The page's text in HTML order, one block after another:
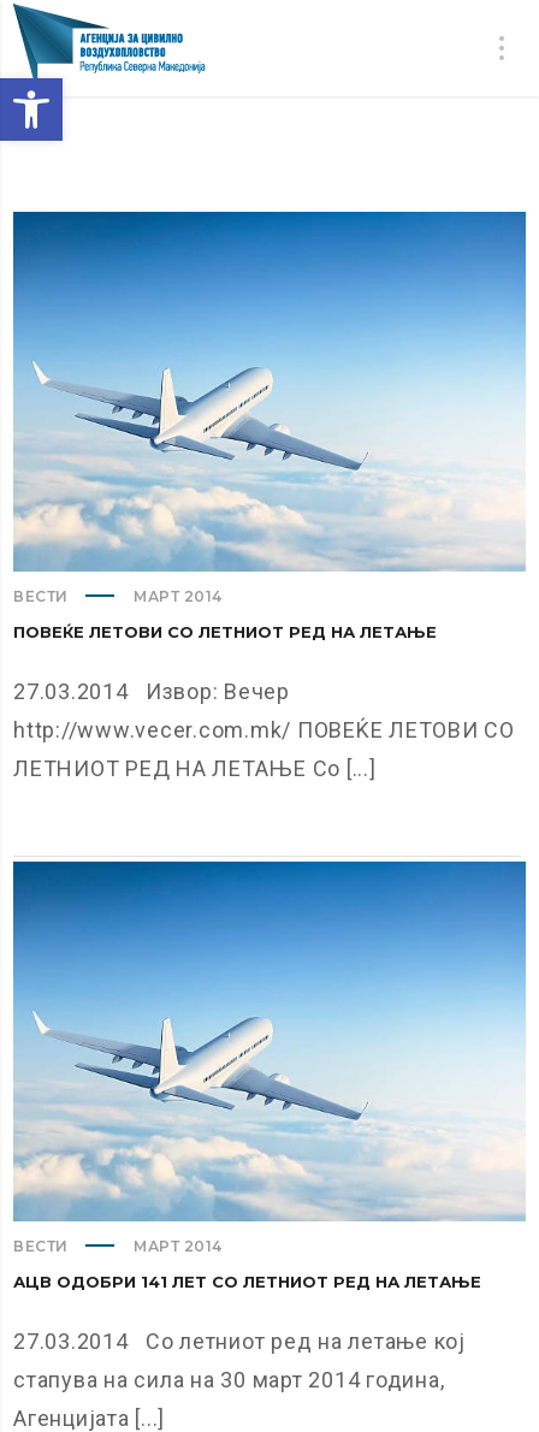
Open toolbar
ВЕСТИ МАРТ 2014
ПОВЕЌЕ ЛЕТОВИ СО ЛЕТНИОТ РЕД НА ЛЕТАЊЕ
27.03.2014 Извор: Вечер
http://www.vecer.com.mk/ ПОВЕЌЕ ЛЕТОВИ СО
ЛЕТНИОТ РЕД НА ЛЕТАЊЕ Со [...]
ВЕСТИ МАРТ 2014
АЦВ ОДОБРИ 141 ЛЕТ СО ЛЕТНИОТ РЕД НА ЛЕТАЊЕ
27.03.2014 Со летниот ред на летање кој
стапува на сила на 30 март 2014 година,
Агенцијата [...]